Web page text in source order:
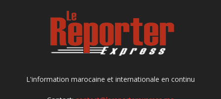
L'information marocaine et internationale en continu